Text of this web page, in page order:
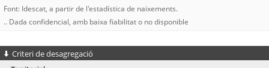
Font: Idescat, a partir de l'estadística de naixements.
.. Dada confidencial, amb baixa fiabilitat o no disponible
Criteri de desagregació